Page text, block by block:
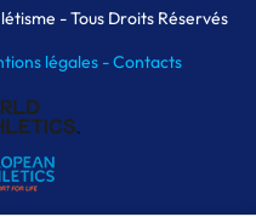
Paris- Tous Droits Réservés
légales -Contacts